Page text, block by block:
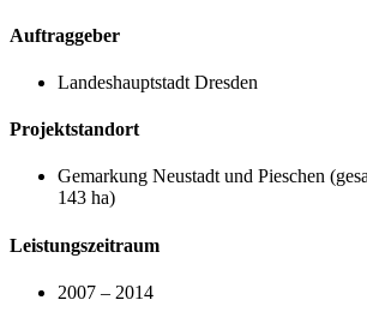
Auftraggeber
Landeshauptstadt Dresden
Projektstandort
Gemarkung Neustadt und Pieschen
143 ha)
Leistungszeitraum
2007 – 2014